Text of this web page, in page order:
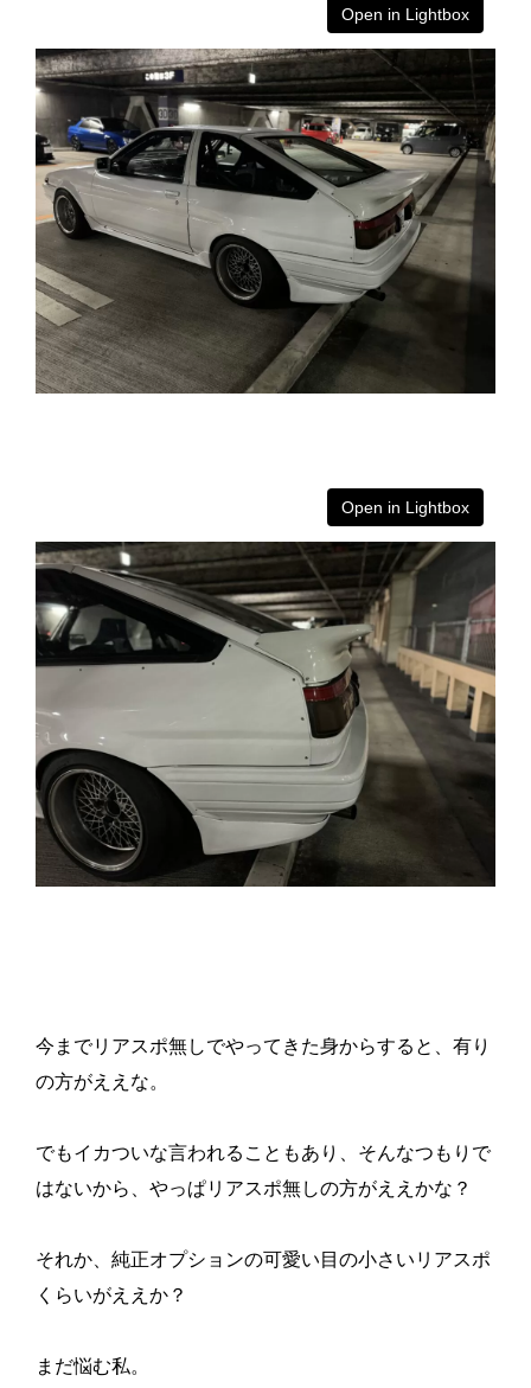
Open in Lightbox
Open in Lightbox
今までリアスポ無しでやってきた身からすると、有り
の方がええな。
でもイカついな言われることもあり、そんなつもりで
はないから、やっぱリアスポ無しの方がええかな？
それか、純正オプションの可愛い目の小さいリアスポ
くらいがええか？
まだ悩む私。